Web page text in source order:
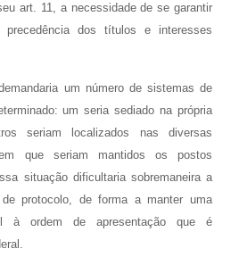
art. 11, a necessidade de se garantir
dos títulos e interesses
um número de sistemas de
um seria sediado na própria
seriam localizados nas diversas
que seriam mantidos os postos
situação dificultaria sobremaneira a
protocolo, de forma a manter uma
à ordem de apresentação que é